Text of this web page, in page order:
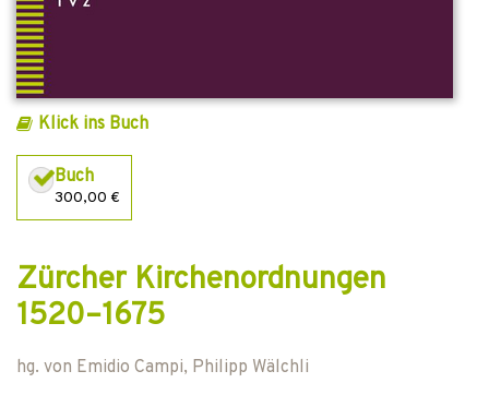
Klick ins Buch
Buch
300,00 €
Zürcher Kirchenordnungen
1520–1675
hg. von Emidio Campi, Philipp Wälchli